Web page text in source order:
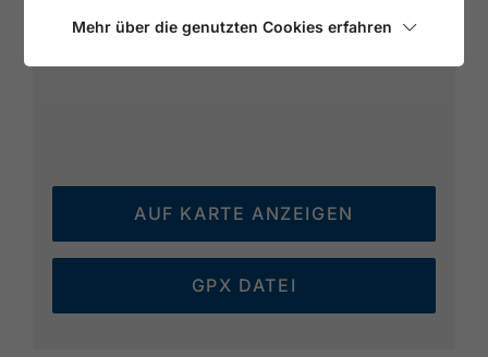
AUF KARTE ANZEIGEN
GPX DATEI
Mehr über die genutzten Cookies erfahren